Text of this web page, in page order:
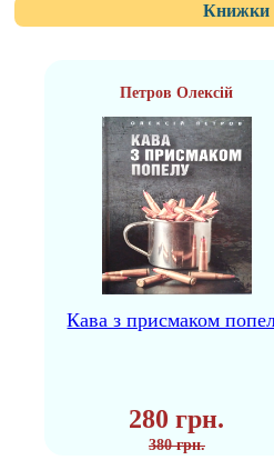
Книжки
Петров Олексій
Кава з присмаком
280 грн.
380 грн.